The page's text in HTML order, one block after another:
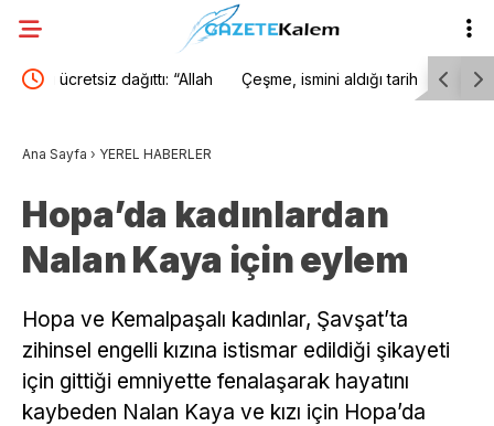
Çeşme, ismini aldığı tarihi çeşmelerine kavuşuyor Bakan
Ana Sayfa › YEREL HABERLER
Hopa’da kadınlardan
Nalan Kaya için eylem
Hopa ve Kemalpaşalı kadınlar, Şavşat’ta
zihinsel engelli kızına istismar edildiği şikayeti
için gittiği emniyette fenalaşarak hayatını
kaybeden Nalan Kaya ve kızı için Hopa’da